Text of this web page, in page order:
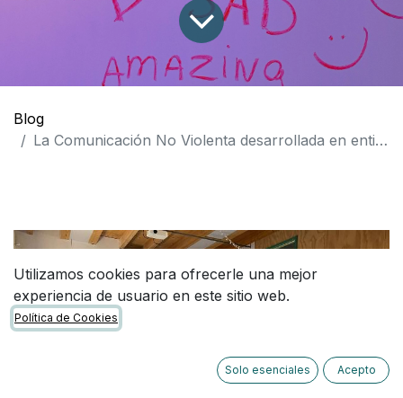
Blog
La Comunicación No Violenta desarrollada en entidades de CAIS
Utilizamos cookies para ofrecerle una mejor
experiencia de usuario en este sitio web.
Política de Cookies
Solo esenciales Acepto